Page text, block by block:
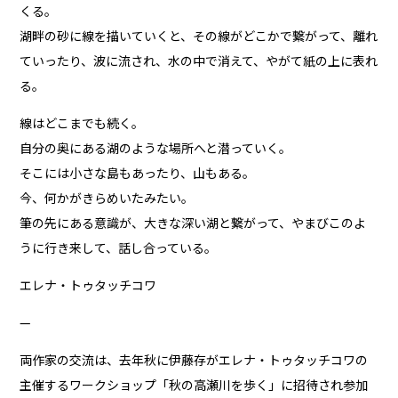
くる。
湖畔の砂に線を描いていくと、その線がどこかで繋がって、離れ
ていったり、波に流され、水の中で消えて、やがて紙の上に表れ
る。
線はどこまでも続く。
自分の奥にある湖のような場所へと潜っていく。
そこには小さな島もあったり、山もある。
今、何かがきらめいたみたい。
筆の先にある意識が、大きな深い湖と繋がって、やまびこのよ
うに行き来して、話し合っている。
エレナ・トゥタッチコワ
—
両作家の交流は、去年秋に伊藤存がエレナ・トゥタッチコワの
主催するワークショップ「秋の高瀬川を歩く」に招待され参加